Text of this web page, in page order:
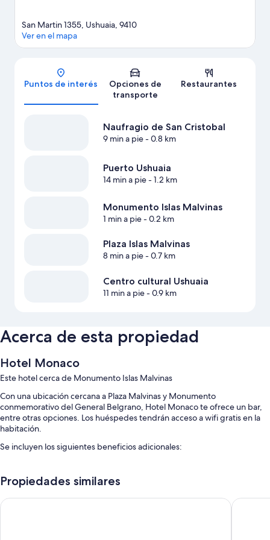
Mapa
San Martin 1355, Ushuaia, 9410
Ver en el mapa
Puntos de interés
Opciones de
transporte
Restaurantes
Naufragio de San Cristobal
9 min a pie- 0.8 km
Puerto Ushuaia
14 min a pie- 1.2 km
Monumento Islas Malvinas
1 min a pie- 0.2 km
Plaza Islas Malvinas
8 min a pie- 0.7 km
Centro cultural Ushuaia
11 min a pie- 0.9 km
Acerca de esta propiedad
Hotel Monaco
Este hotel cerca de Monumento Islas Malvinas
Con una ubicación cercana a Plaza Malvinas y Monumento
conmemorativo del General Belgrano, Hotel Monaco te ofrece un bar,
entre otras opciones. Los huéspedes tendrán acceso a wifi gratis en la
habitación.
Se incluyen los siguientes beneficios adicionales:
entradas y resguardo de equipaje
Propiedades similares
Hotel Mustapic Villa